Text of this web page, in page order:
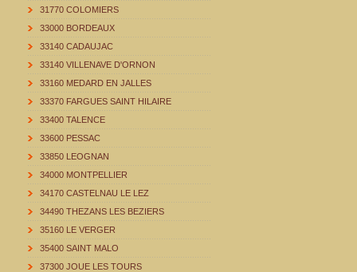
31770 COLOMIERS
33000 BORDEAUX
33140 CADAUJAC
33140 VILLENAVE D'ORNON
33160 MEDARD EN JALLES
33370 FARGUES SAINT HILAIRE
33400 TALENCE
33600 PESSAC
33850 LEOGNAN
34000 MONTPELLIER
34170 CASTELNAU LE LEZ
34490 THEZANS LES BEZIERS
35160 LE VERGER
35400 SAINT MALO
37300 JOUE LES TOURS